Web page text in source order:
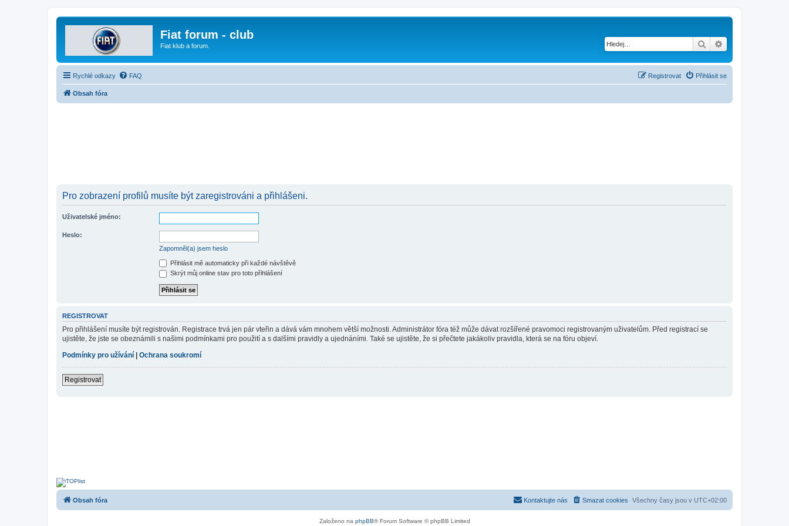
Fiat forum - club
Fiat klub a forum. Hledat
Rychlé odkazy FAQ Přihlásit se
Registrovat
Obsah fóra
Pro zobrazení profilů musíte být zaregistrováni a přihlášeni.
Uživatelské jméno:
Heslo:
Zapomněl(a) jsem heslo
Přihlásit mě automaticky při každé návštěvě
Skrýt můj online stav pro toto přihlášení
REGISTROVAT
Pro přihlášení musíte být registrován. Registrace trvá jen pár vteřin a dává vám mnohem větší možnosti. Administrátor fóra též může dávat rozšířené pravomoci registrovaným uživatelům. Před registrací se
ujistěte, že jste se obeznámili s našimi podmínkami pro použití a s dalšími pravidly a ujednáními. Také se ujistěte, že si přečtete jakákoliv pravidla, která se na fóru objeví.
Podmínky pro užívání
Ochrana soukromí
Registrovat
Obsah fóra Všechny časy jsou v UTC+02:00
Smazat cookies
Kontaktujte nás
Založeno na phpBB® Forum Software © phpBB Limited